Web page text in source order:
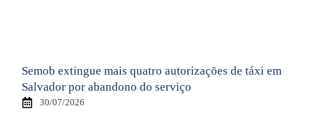
Semob extingue mais quatro autorizações de táxi em
Salvador por abandono do serviço
30/07/2026